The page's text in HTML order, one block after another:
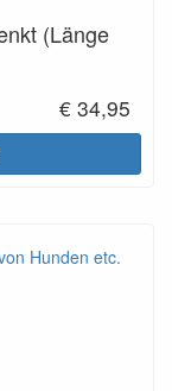
(Länge
€ 34,95